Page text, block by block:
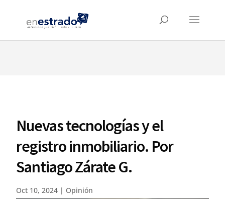
⚠️ Hosting plan for this site has expired.
avoid service disruption.
Nuevas tecnologías y el
registro inmobiliario. Por
Santiago Zárate G.
Oct 10, 2024 | Opinión